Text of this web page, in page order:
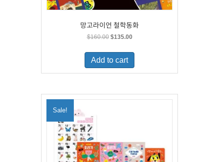
망고라이언 철학동화
$160.00 Original
was:
$160.00.
$135.00Current
is:
Add to cart
Sale!